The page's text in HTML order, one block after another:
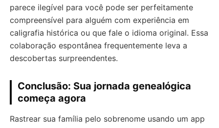
parece ilegível para você pode ser perfeitamente
compreensível para alguém com experiência em
caligrafia histórica ou que fale o idioma original. Essa
colaboração espontânea frequentemente leva a
descobertas surpreendentes.
Conclusão: Sua jornada genealógica
começa agora
Rastrear sua família pelo sobrenome usando um app